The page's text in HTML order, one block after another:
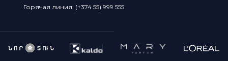
Горячая линия: (+374 55) 999 555